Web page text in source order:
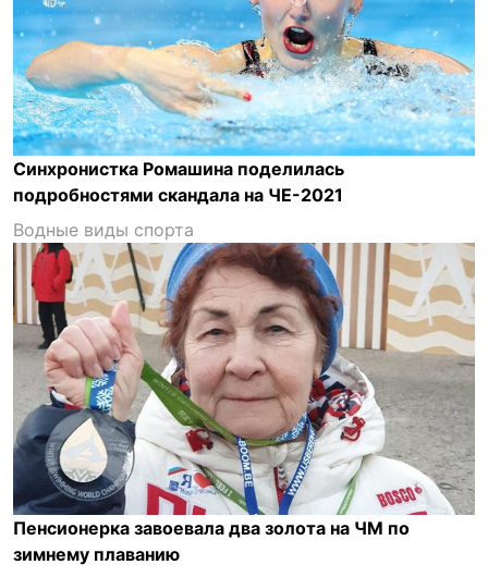
Синхронистка Ромашина поделилась
подробностями скандала на ЧЕ-2021
Водные виды спорта
Пенсионерка завоевала два золота на ЧМ по
зимнему плаванию